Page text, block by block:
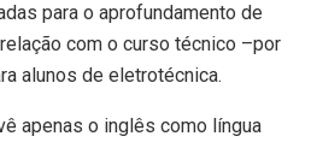
para o aprofundamento de
com o curso técnico –por
alunos de eletrotécnica.
apenas o inglês como língua